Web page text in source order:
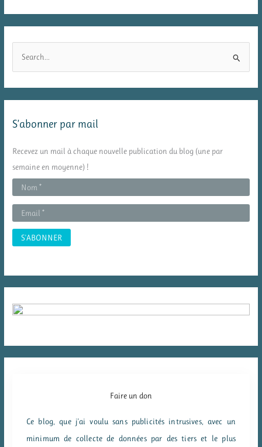
r
:
S’abonner par mail
Recevez un mail à chaque nouvelle publication du blog (une par
semaine en moyenne) !
Faire un don
Ce blog, que j'ai voulu sans publicités intrusives, avec un
minimum de collecte de données par des tiers et le plus